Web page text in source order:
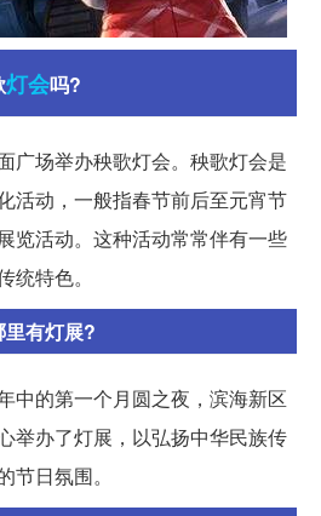
灯会吗?
广场举办秧歌灯会。秧歌灯会是
活动，一般指春节前后至元宵节
览活动。这种活动常常伴有一些
统特色。
有灯展?
中的第一个月圆之夜，滨海新区
举办了灯展，以弘扬中华民族传
日氛围。